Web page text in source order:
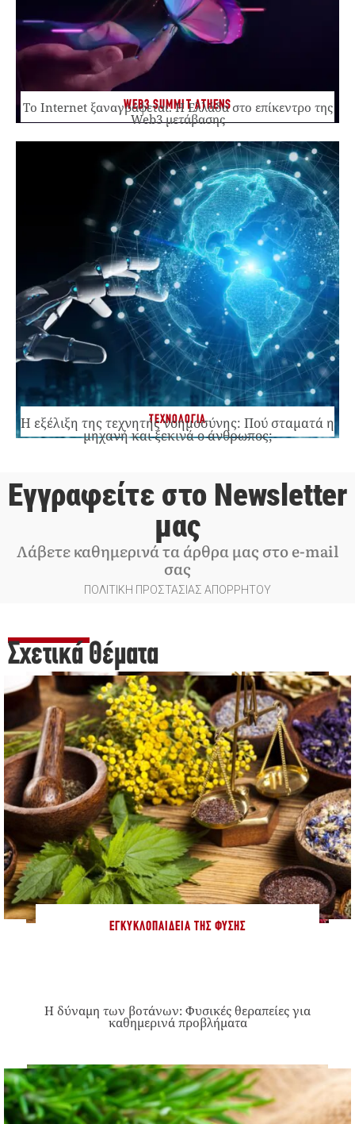
WEB3 SUMMIT ATHENS
Το Internet ξαναγράφεται. Η Ελλάδα στο επίκεντρο της
Web3 μετάβασης
ΤΕΧΝΟΛΟΓΙΑ
Η εξέλιξη της τεχνητής νοημοσύνης: Πού σταματά η
μηχανή και ξεκινά ο άνθρωπος;
Εγγραφείτε στο Newsletter
μας
Λάβετε καθημερινά τα άρθρα μας στο e-mail
σας
ΠΟΛΙΤΙΚΗ ΠΡΟΣΤΑΣΙΑΣ ΑΠΟΡΡΗΤΟΥ
Σχετικά Θέματα
ΕΓΚΥΚΛΟΠΑΊΔΕΙΑ ΤΗΣ ΦΎΣΗΣ
Η δύναμη των βοτάνων: Φυσικές θεραπείες για
καθημερινά προβλήματα